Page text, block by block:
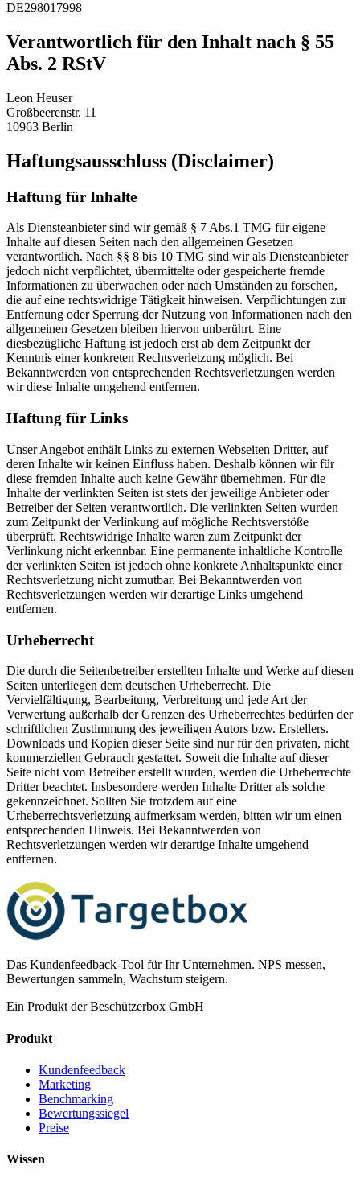
DE298017998
Verantwortlich für den Inhalt nach § 55
Abs. 2 RStV
Leon Heuser
Großbeerenstr. 11
10963 Berlin
Haftungsausschluss (Disclaimer)
Haftung für Inhalte
Als Diensteanbieter sind wir gemäß § 7 Abs.1 TMG für eigene
Inhalte auf diesen Seiten nach den allgemeinen Gesetzen
verantwortlich. Nach §§ 8 bis 10 TMG sind wir als Diensteanbieter
jedoch nicht verpflichtet, übermittelte oder gespeicherte fremde
Informationen zu überwachen oder nach Umständen zu forschen,
die auf eine rechtswidrige Tätigkeit hinweisen. Verpflichtungen zur
Entfernung oder Sperrung der Nutzung von Informationen nach den
allgemeinen Gesetzen bleiben hiervon unberührt. Eine
diesbezügliche Haftung ist jedoch erst ab dem Zeitpunkt der
Kenntnis einer konkreten Rechtsverletzung möglich. Bei
Bekanntwerden von entsprechenden Rechtsverletzungen werden
wir diese Inhalte umgehend entfernen.
Haftung für Links
Unser Angebot enthält Links zu externen Webseiten Dritter, auf
deren Inhalte wir keinen Einfluss haben. Deshalb können wir für
diese fremden Inhalte auch keine Gewähr übernehmen. Für die
Inhalte der verlinkten Seiten ist stets der jeweilige Anbieter oder
Betreiber der Seiten verantwortlich. Die verlinkten Seiten wurden
zum Zeitpunkt der Verlinkung auf mögliche Rechtsverstöße
überprüft. Rechtswidrige Inhalte waren zum Zeitpunkt der
Verlinkung nicht erkennbar. Eine permanente inhaltliche Kontrolle
der verlinkten Seiten ist jedoch ohne konkrete Anhaltspunkte einer
Rechtsverletzung nicht zumutbar. Bei Bekanntwerden von
Rechtsverletzungen werden wir derartige Links umgehend
entfernen.
Urheberrecht
Die durch die Seitenbetreiber erstellten Inhalte und Werke auf diesen
Seiten unterliegen dem deutschen Urheberrecht. Die
Vervielfältigung, Bearbeitung, Verbreitung und jede Art der
Verwertung außerhalb der Grenzen des Urheberrechtes bedürfen der
schriftlichen Zustimmung des jeweiligen Autors bzw. Erstellers.
Downloads und Kopien dieser Seite sind nur für den privaten, nicht
kommerziellen Gebrauch gestattet. Soweit die Inhalte auf dieser
Seite nicht vom Betreiber erstellt wurden, werden die Urheberrechte
Dritter beachtet. Insbesondere werden Inhalte Dritter als solche
gekennzeichnet. Sollten Sie trotzdem auf eine
Urheberrechtsverletzung aufmerksam werden, bitten wir um einen
entsprechenden Hinweis. Bei Bekanntwerden von
Rechtsverletzungen werden wir derartige Inhalte umgehend
entfernen.
Das Kundenfeedback-Tool für Ihr Unternehmen. NPS messen,
Bewertungen sammeln, Wachstum steigern.
Ein Produkt der Beschützerbox GmbH
Produkt
Kundenfeedback
Marketing
Benchmarking
Bewertungssiegel
Preise
Wissen